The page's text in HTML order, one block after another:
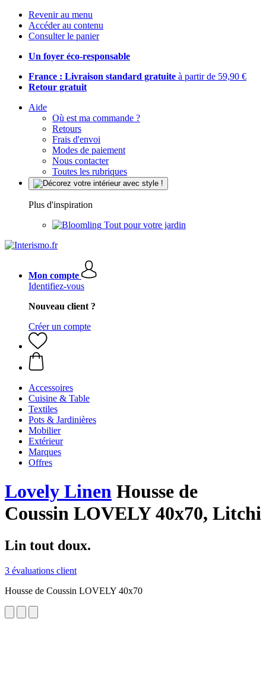
Revenir au menu
Accéder au contenu
Consulter le panier
Un foyer éco-responsable
France : Livraison standard gratuite à partir de 59,90 €
Retour gratuit
Aide
Où est ma commande ?
Retours
Frais d'envoi
Modes de paiement
Nous contacter
Toutes les rubriques
Plus d'inspiration
Tout pour votre jardin
Mon compte
Identifiez-vous
Nouveau client ?
Créer un compte
Accessoires
Cuisine & Table
Textiles
Pots & Jardinières
Mobilier
Extérieur
Marques
Offres
Lovely Linen Housse de
Coussin LOVELY 40x70, Litchi
Lin tout doux.
3 évaluations client
Housse de Coussin LOVELY 40x70